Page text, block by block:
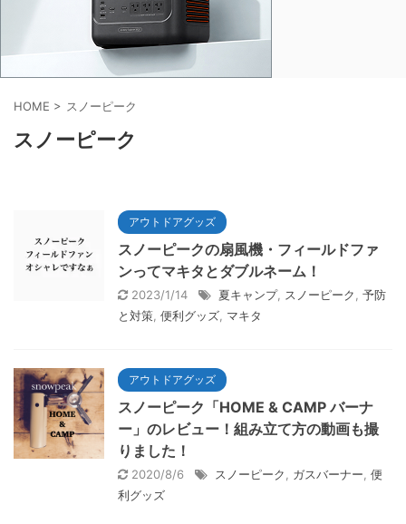
HOME > スノーピーク
スノーピーク
アウトドアグッズ
スノーピークの扇風機・フィールドファ
ンってマキタとダブルネーム！
2023/1/14 夏キャンプ, スノーピーク
予防
と対策 便利グッズ マキタ
アウトドアグッズ
スノーピーク「HOME & CAMP バーナ
ー」のレビュー！組み立て方の動画も撮
りました！
2020/8/6 スノーピーク ガスバーナー 便
利グッズ